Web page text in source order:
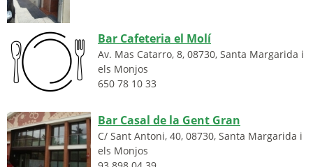
Bar Cafeteria el Molí
Av. Mas Catarro, 8, 08730, Santa Margarida i
els Monjos
650 78 10 33
Bar Casal de la Gent Gran
C/ Sant Antoni, 40, 08730, Santa Margarida i
els Monjos